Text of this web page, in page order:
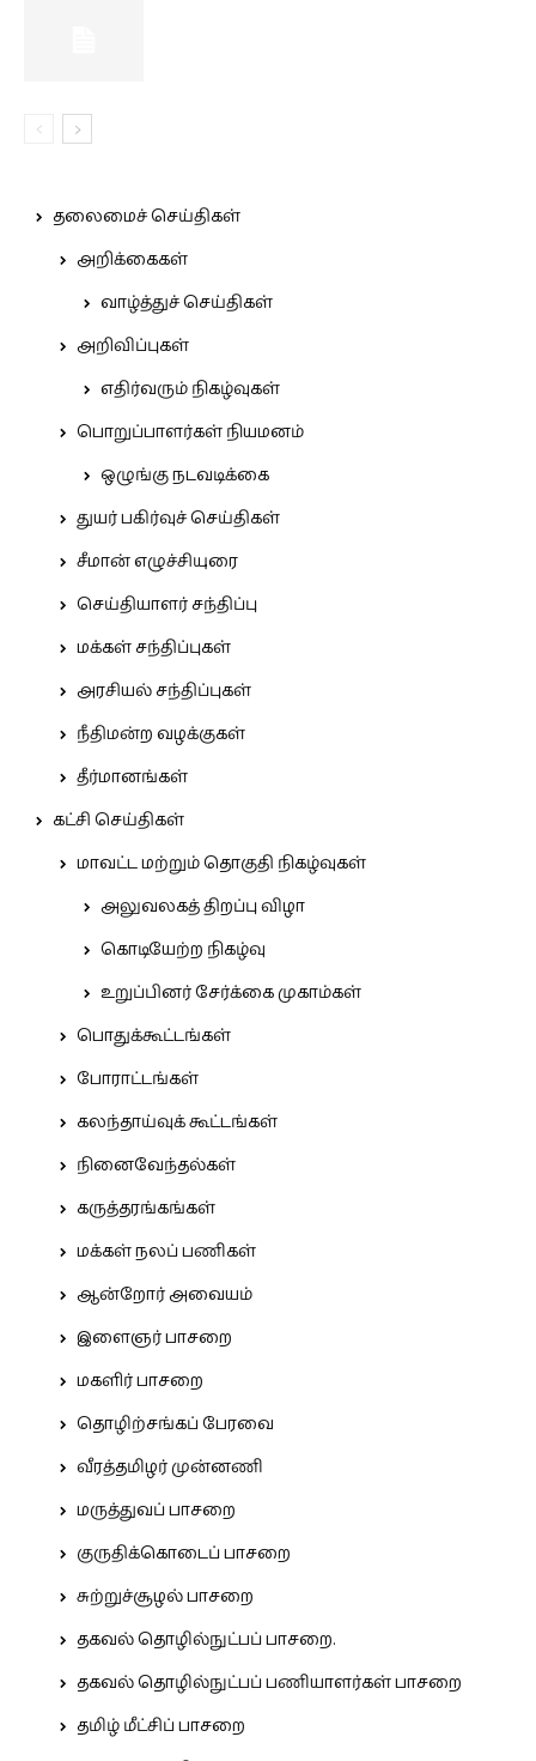
தலைமைச் செய்திகள்
அறிக்கைகள்
வாழ்த்துச் செய்திகள்
அறிவிப்புகள்
எதிர்வரும் நிகழ்வுகள்
பொறுப்பாளர்கள் நியமனம்
ஒழுங்கு நடவடிக்கை
துயர் பகிர்வுச் செய்திகள்
சீமான் எழுச்சியுரை
செய்தியாளர் சந்திப்பு
மக்கள் சந்திப்புகள்
அரசியல் சந்திப்புகள்
நீதிமன்ற வழக்குகள்
தீர்மானங்கள்
கட்சி செய்திகள்
மாவட்ட மற்றும் தொகுதி நிகழ்வுகள்
அலுவலகத் திறப்பு விழா
கொடியேற்ற நிகழ்வு
உறுப்பினர் சேர்க்கை முகாம்கள்
பொதுக்கூட்டங்கள்
போராட்டங்கள்
கலந்தாய்வுக் கூட்டங்கள்
நினைவேந்தல்கள்
கருத்தரங்கங்கள்
மக்கள் நலப் பணிகள்
ஆன்றோர் அவையம்
இளைஞர் பாசறை
மகளிர் பாசறை
தொழிற்சங்கப் பேரவை
வீரத்தமிழர் முன்னணி
மருத்துவப் பாசறை
குருதிக்கொடைப் பாசறை
சுற்றுச்சூழல் பாசறை
தகவல் தொழில்நுட்பப் பாசறை.
தகவல் தொழில்நுட்பப் பணியாளர்கள் பாசறை
தமிழ் மீட்சிப் பாசறை